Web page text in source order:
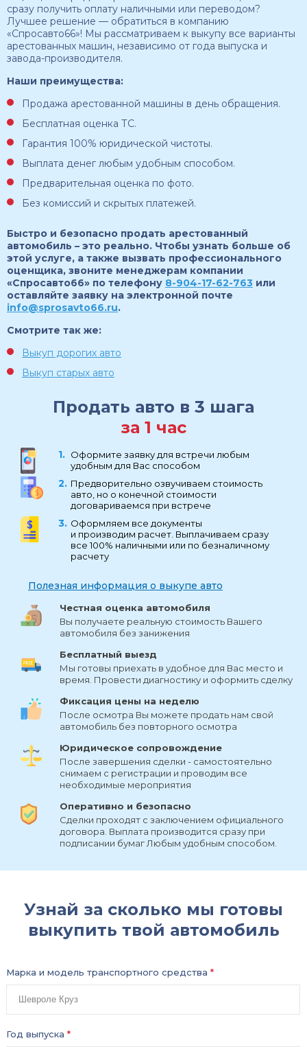
сразу получить оплату наличными или переводом?
Лучшее решение — обратиться в компанию
«Спросавто66»! Мы рассматриваем к выкупу все варианты
арестованных машин, независимо от года выпуска и
завода-производителя.
Наши преимущества:
Продажа арестованной машины в день обращения.
Бесплатная оценка ТС.
Гарантия 100% юридической чистоты.
Выплата денег любым удобным способом.
Предварительная оценка по фото.
Без комиссий и скрытых платежей.
Быстро и безопасно продать арестованный
автомобиль – это реально. Чтобы узнать больше об
этой услуге, а также вызвать профессионального
оценщика, звоните менеджерам компании
«Спросавто66» по телефону 8-904-17-62-763 или
оставляйте заявку на электронной почте
info@sprosavto66.ru.
Смотрите так же:
Выкуп дорогих авто
Выкуп старых авто
Продать авто в 3 шага
за 1 час
Оформите заявку для встречи любым
удобным для Вас способом
Предворительно озвучиваем стоимость
авто, но о конечной стоимости
договариваемся при встрече
Оформляем все документы
и производим расчет. Выплачиваем сразу
все 100% наличными или по безналичному
расчету
Полезная информация о выкупе авто
Честная оценка автомобиля
Вы получаете реальную стоимость Вашего
автомобиля без занижения
Бесплатный выезд
Мы готовы приехать в удобное для Вас место и
время. Провести диагностику и оформить сделку
Фиксация цены на неделю
После осмотра Вы можете продать нам свой
автомобиль без повторного осмотра
Юридическое сопровождение
После завершения сделки - самостоятельно
снимаем с регистрации и проводим все
необходимые мероприятия
Оперативно и безопасно
Сделки проходят с заключением официального
договора. Выплата производится сразу при
подписании бумаг Любым удобным способом.
Узнай за сколько мы готовы
выкупить твой автомобиль
Марка и модель транспортного средства *
Год выпуска *